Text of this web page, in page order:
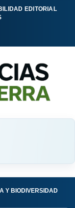
EDITORIAL
Y BIODIVERSIDAD